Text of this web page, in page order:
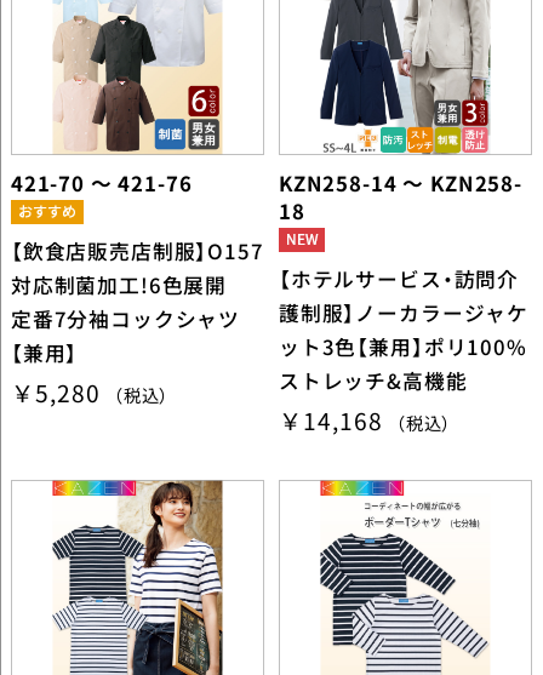
421-70 ～ 421-76
【飲食店販売店制服】O157
対応制菌加工!6色展開
定番7分袖コックシャツ
【兼用】
￥5,280 （税込）
KZN258-14 ～ KZN258-
18
【ホテルサービス・訪問介
護制服】ノーカラージャケ
ット3色【兼用】ポリ100%
ストレッチ&高機能
￥14,168 （税込）